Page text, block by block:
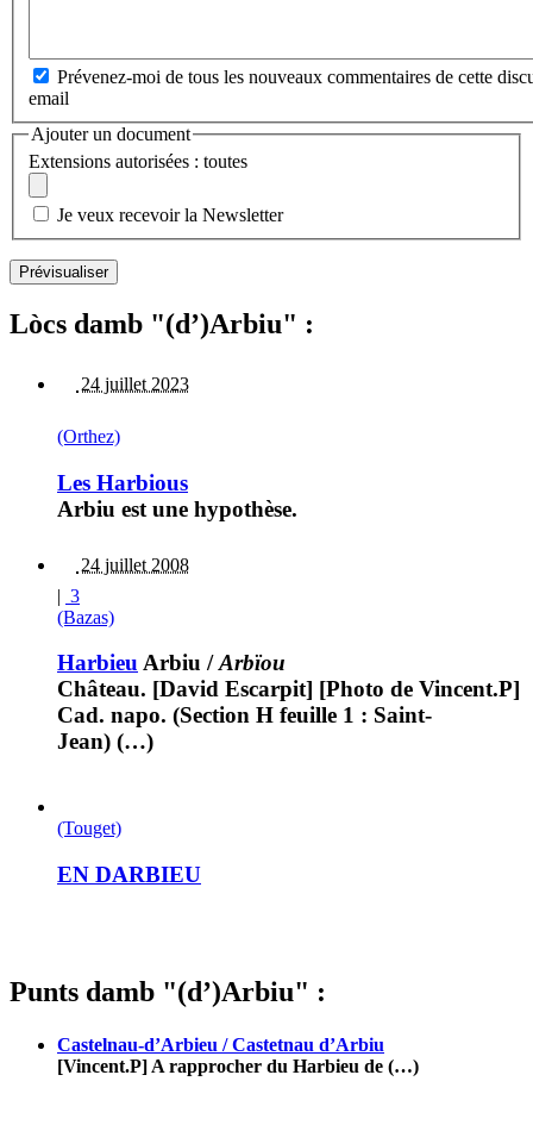
Prévenez-moi de tous les nouveaux commentaires de cette
email
Ajouter un document
Extensions autorisées : toutes
Je veux recevoir la Newsletter
Lòcs damb "(d’)Arbiu" :
24 juillet 2023
(Orthez)
Les Harbious
Arbiu est une hypothèse.
24 juillet 2008
| 3
(Bazas)
Harbieu Arbiu /Arbïou
Château. [David Escarpit] [Photo de Vincent.P]
Cad. napo. (Section H feuille 1 : Saint-
Jean) (…)
(Touget)
EN DARBIEU
Punts damb "(d’)Arbiu" :
Castelnau-d’Arbieu / Castetnau d’Arbiu
[Vincent.P] A rapprocher du Harbieu de (…)